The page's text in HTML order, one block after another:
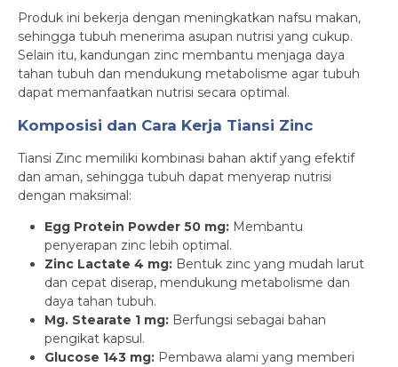
Produk ini bekerja dengan meningkatkan nafsu makan,
sehingga tubuh menerima asupan nutrisi yang cukup.
Selain itu, kandungan zinc membantu menjaga daya
tahan tubuh dan mendukung metabolisme agar tubuh
dapat memanfaatkan nutrisi secara optimal.
Komposisi dan Cara Kerja Tiansi Zinc
Tiansi Zinc memiliki kombinasi bahan aktif yang efektif
dan aman, sehingga tubuh dapat menyerap nutrisi
dengan maksimal:
Egg Protein Powder 50 mg: Membantu
penyerapan zinc lebih optimal.
Zinc Lactate 4 mg: Bentuk zinc yang mudah larut
dan cepat diserap, mendukung metabolisme dan
daya tahan tubuh.
Mg. Stearate 1 mg: Berfungsi sebagai bahan
pengikat kapsul.
Glucose 143 mg: Pembawa alami yang memberi